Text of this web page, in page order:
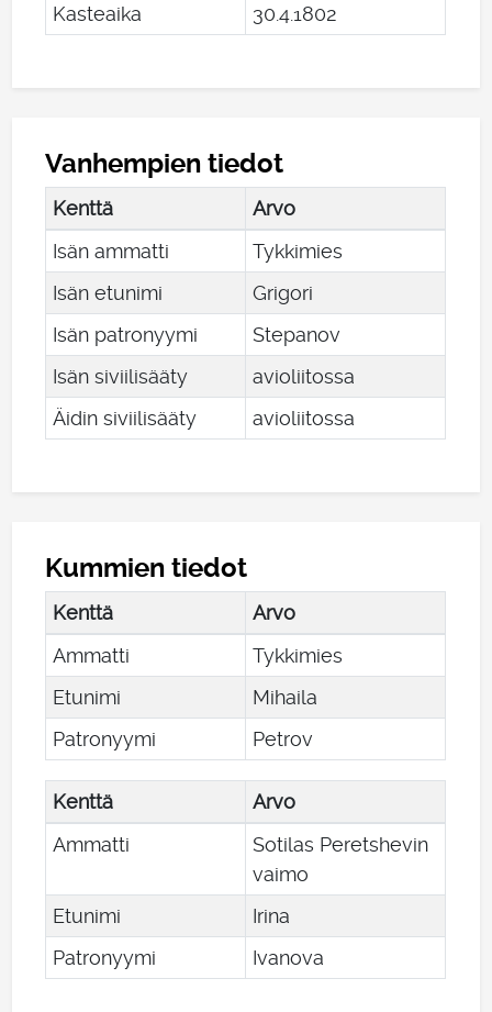
Kasteaika
304.1802
Vanhempien tiedot
Kenttä
Arvo
Isän ammatti
Tykkimies
Isän etunimi
Grigori
Isän patronyymi
Stepanov
Isän siviilisääty
avioliitossa
Äidin siviilisääty
avioliitossa
Kummien tiedot
Kenttä
Arvo
Ammatti
Tykkimies
Etunimi
Mihaila
Patronyymi
Petrov
Kenttä
Arvo
Ammatti
Sotilas Peretshevin
vaimo
Etunimi
Irina
Patronyymi
Ivanova